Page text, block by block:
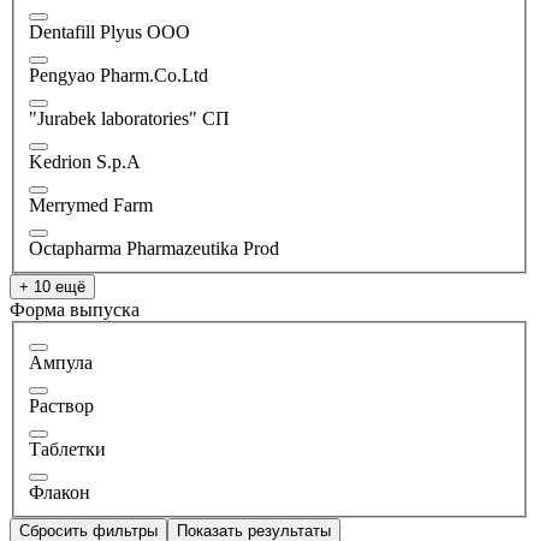
Dentafill Plyus OOO
Pengyao Pharm.Co.Ltd
"Jurabek laboratories" СП
Kedrion S.p.A
Merrymed Farm
Octapharma Pharmazeutika Prod
+ 10 ещё
Форма выпуска
Ампула
Раствор
Таблетки
Флакон
Сбросить фильтры Показать результаты